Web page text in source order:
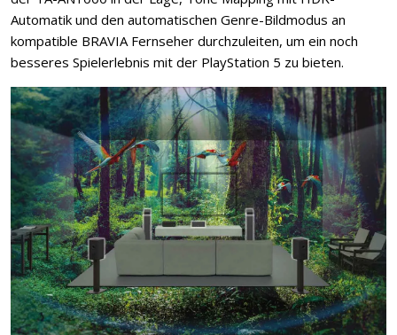
Automatik und den automatischen Genre-Bildmodus an
kompatible BRAVIA Fernseher durchzuleiten, um ein noch
besseres Spielerlebnis mit der PlayStation 5 zu bieten.